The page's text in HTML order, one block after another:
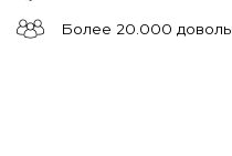
Более 20.000